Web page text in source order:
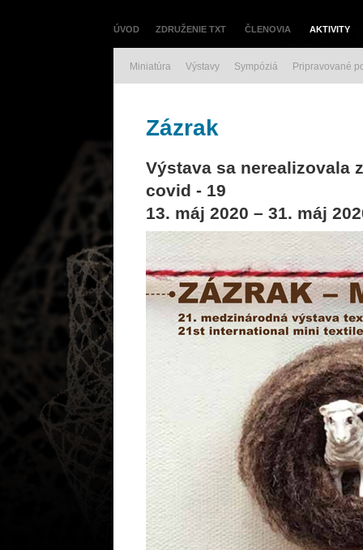
ÚVOD ZDRUŽENIE TXT ČLENOVIA AKTIVITY
Miniatúra Výstavy Sympóziá Pripravované
Zázrak
Výstava sa nerealizovala
covid - 19
13. máj 2020 – 31. máj